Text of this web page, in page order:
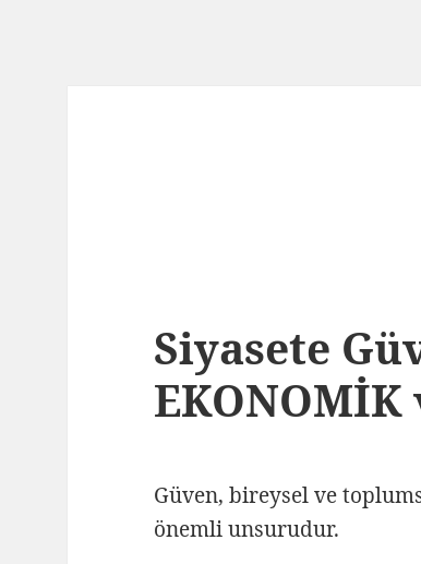
Siyasete
Güven, bireysel ve
önemli unsurudur.